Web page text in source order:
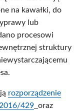
na kawałki, do
lub
procesowi
struktury
rozporządzenie
429 oraz